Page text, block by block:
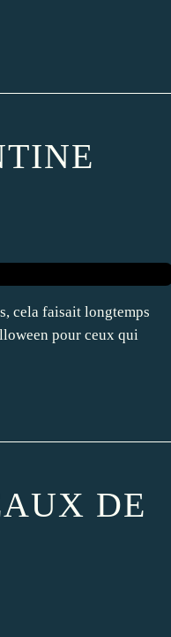
cela faisait longtemps
pour ceux qui
DE